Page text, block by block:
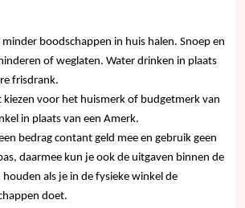
minder boodschappen in huis halen. Snoep en
of weglaten. Water drinken in plaats
frisdrank.
kiezen voor het huismerk of budgetmerk van
in plaats van een Amerk.
bedrag contant geld mee en gebruik geen
daarmee kun je ook de uitgaven binnen de
houden als je in de fysieke winkel de
doet.